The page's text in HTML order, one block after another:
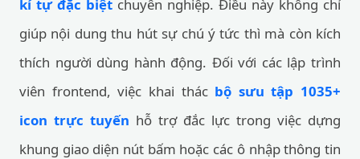
kí tự đặc biệt chuyên nghiệp. Điều này không chỉ
giúp nội dung thu hút sự chú ý tức thì mà còn kích
thích người dùng hành động. Đối với các lập trình
viên frontend, việc khai thác bộ sưu tập 1035+
icon trực tuyến hỗ trợ đắc lực trong việc dựng
khung giao diện nút bấm hoặc các ô nhập thông tin